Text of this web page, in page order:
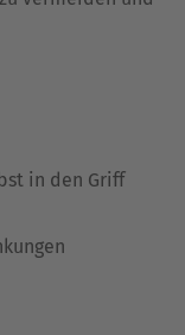
in den Griff